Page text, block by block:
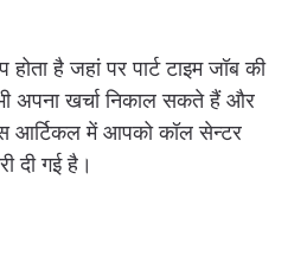
है जहां पर पार्ट टाइम जॉब की
अपना खर्चा निकाल सकते हैं और
आर्टिकल में आपको कॉल सेन्टर
दी गई है।